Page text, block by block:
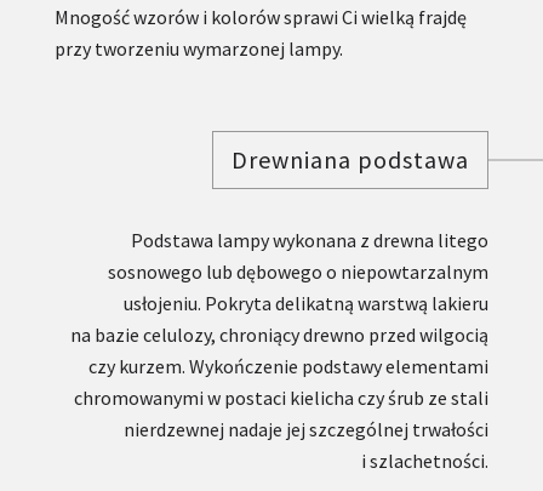
Mnogość wzorów i kolorów sprawi Ci wielką frajdę
przy tworzeniu wymarzonej lampy.
Drewniana podstawa
Podstawa lampy wykonana z drewna litego
sosnowego lub dębowego o niepowtarzalnym
usłojeniu. Pokryta delikatną warstwą lakieru
na bazie celulozy, chroniący drewno przed wilgocią
czy kurzem. Wykończenie podstawy elementami
chromowanymi w postaci kielicha czy śrub ze stali
nierdzewnej nadaje jej szczególnej trwałości
i szlachetności.